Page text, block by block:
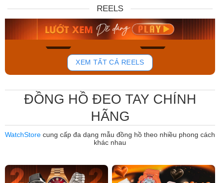
REELS
767
Mua ngay Mua ngay
XEM TẤT CẢ REELS
ĐỒNG HỒ ĐEO TAY CHÍNH
HÃNG
WatchStore cung cấp đa dạng mẫu đồng hồ theo nhiều phong cách
khác nhau